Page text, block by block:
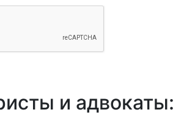
и адвокаты: